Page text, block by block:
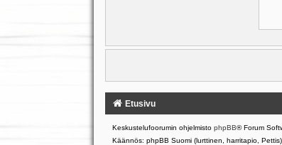
Etusivu
Keskustelufoorumin ohjelmisto phpBB® Forum
Käännös: phpBB Suomi (lurttinen, harritapio, Pettis)